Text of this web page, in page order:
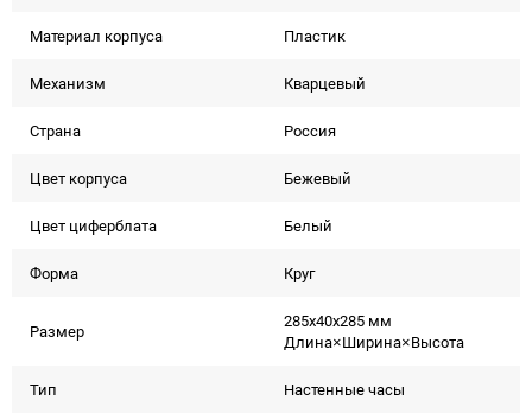
Материал корпуса Пластик
Механизм Кварцевый
Страна Россия
Цвет корпуса Бежевый
Цвет циферблата Белый
Форма Круг
Размер
285x40x285 мм
Длина×Ширина×Высота
Тип Настенные часы